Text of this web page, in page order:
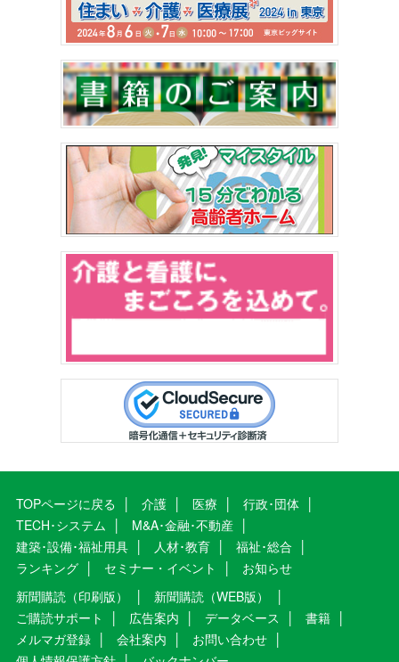
TOPページに戻る 介護 医療
行政･団体
TECH･システム
M&A･金融･不動産
建築･設備･福祉用具
人材･教育
福祉･総合
ランキング
セミナー・イベント
お知らせ
新聞購読（印刷版）
新聞購読（WEB版）
ご購読サポート
広告案内 データベース
書籍
メルマガ登録
会社案内
お問い合わせ